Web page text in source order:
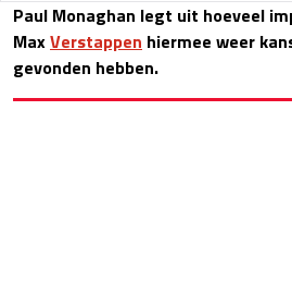
Paul Monaghan legt uit hoeveel
MaxVerstappen hiermee weer
gevonden hebben.